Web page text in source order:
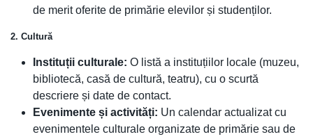
de merit oferite de primărie elevilor și studenților.
2. Cultură
Instituții culturale: O listă a instituțiilor locale (muzeu,
bibliotecă, casă de cultură, teatru), cu o scurtă
descriere și date de contact.
Evenimente și activități: Un calendar actualizat cu
evenimentele culturale organizate de primărie sau de